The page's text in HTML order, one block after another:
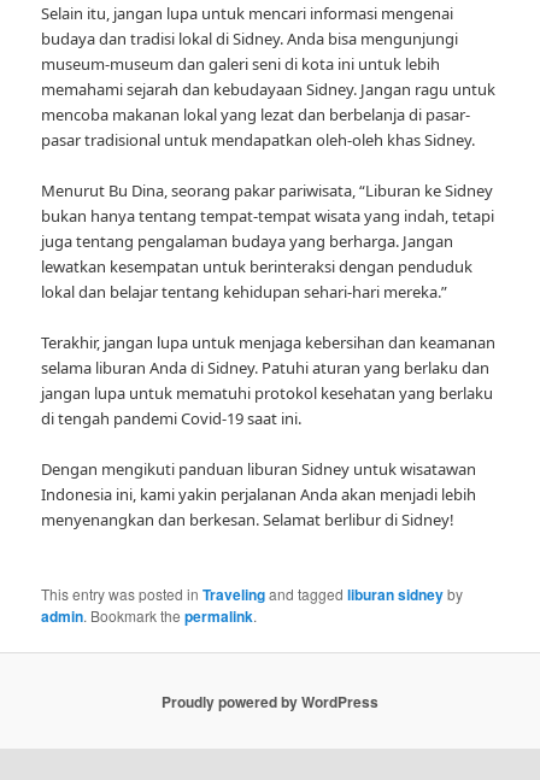
Selain itu, jangan lupa untuk mencari informasi mengenai
budaya dan tradisi lokal di Sidney. Anda bisa mengunjungi
museum-museum dan galeri seni di kota ini untuk lebih
memahami sejarah dan kebudayaan Sidney. Jangan ragu untuk
mencoba makanan lokal yang lezat dan berbelanja di pasar-
pasar tradisional untuk mendapatkan oleh-oleh khas Sidney.
Menurut Bu Dina, seorang pakar pariwisata, “Liburan ke Sidney
bukan hanya tentang tempat-tempat wisata yang indah, tetapi
juga tentang pengalaman budaya yang berharga. Jangan
lewatkan kesempatan untuk berinteraksi dengan penduduk
lokal dan belajar tentang kehidupan sehari-hari mereka.”
Terakhir, jangan lupa untuk menjaga kebersihan dan keamanan
selama liburan Anda di Sidney. Patuhi aturan yang berlaku dan
jangan lupa untuk mematuhi protokol kesehatan yang berlaku
di tengah pandemi Covid-19 saat ini.
Dengan mengikuti panduan liburan Sidney untuk wisatawan
Indonesia ini, kami yakin perjalanan Anda akan menjadi lebih
menyenangkan dan berkesan. Selamat berlibur di Sidney!
This entry was posted inTravelingand taggedliburan sidneyby
admin. Bookmark thepermalink.
Proudly powered by WordPress